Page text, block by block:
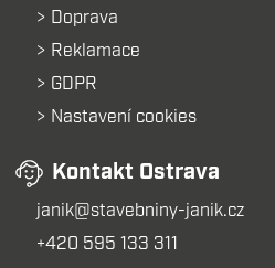
Doprava
Reklamace
GDPR
Nastavení cookies
Kontakt Ostrava
janik@stavebniny-janik.cz
+420 595 133 311